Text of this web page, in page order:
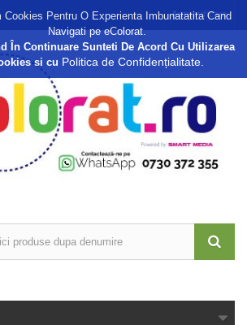
Autentificare
Cookies Pentru O Experienta Imbunatatita Cand
Navigati pe eColorat.
În Continuare Sunteti De Acord Cu Utilizarea
si cu Politica de Confidențialitate.